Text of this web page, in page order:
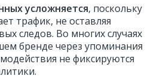
усложняется, поскольку
трафик, не оставляя
следов. Во многих случаях
бренде через упоминания
не фиксируются